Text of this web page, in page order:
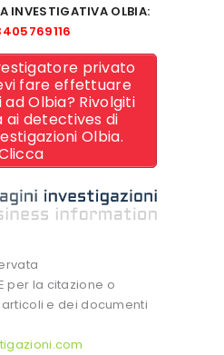
INVESTIGATIVA OLBIA:
privato
fare effettuare
Olbia? Rivolgiti
ai detectives di
Olbia.
per la citazione o
e dei documenti